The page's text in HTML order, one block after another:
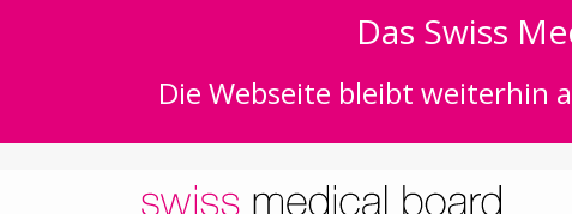
Das Swiss
Die Webseite bleibt weiterhin